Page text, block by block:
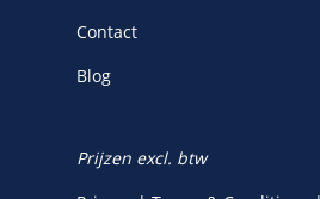
Contact
Blog
Prijzen excl. btw